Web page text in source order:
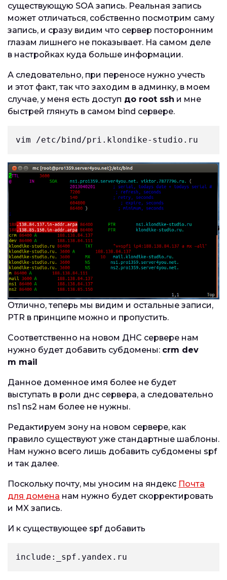
существующую SOA запись. Реальная запись
может отличаться, собственно посмотрим саму
запись, и сразу видим что сервер посторонним
глазам лишнего не показывает. На самом деле
в настройках куда больше информации.
А следовательно, при переносе нужно учесть
и этот факт, так что заходим в админку, в моем
случае, у меня есть доступ до root ssh и мне
быстрей глянуть в самом bind сервере.
vim /etc/bind/pri.klondike-studio.ru
Отлично, теперь мы видим и остальные записи,
PTR в принципе можно и пропустить.
Соответственно на новом ДНС сервере нам
нужно будет добавить субдомены: crm dev
m mail
Данное доменное имя более не будет
выступать в роли днс сервера, а следовательно
ns1 ns2 нам более не нужны.
Редактируем зону на новом сервере, как
правило существуют уже стандартные шаблоны.
Нам нужно всего лишь добавить субдомены spf
и так далее.
Поскольку почту, мы уносим на яндекс Почта
для домена нам нужно будет скорректировать
и MX запись.
И к существующее spf добавить
include:_spf.yandex.ru